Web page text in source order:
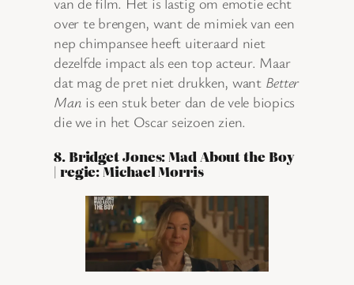
over te brengen, want de mimiek van een
nep chimpansee heeft uiteraard niet
dezelfde impact als een top acteur. Maar
dat mag de pret niet drukken, want Better
Man is een stuk beter dan de vele biopics
die we in het Oscar seizoen zien.
8. Bridget Jones: Mad About the Boy
| regie: Michael Morris